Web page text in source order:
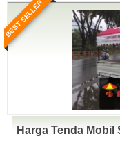
BEST SELLER
Harga Tenda Mobil